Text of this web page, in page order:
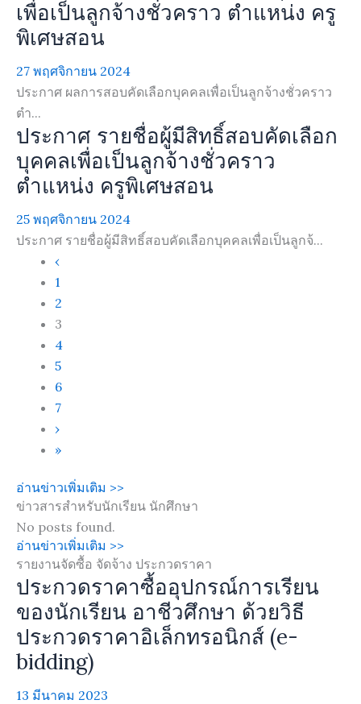
เพื่อเป็นลูกจ้างชั่วคราว ตำแหน่ง ครู
พิเศษสอน
27 พฤศจิกายน 2024
ประกาศ ผลการสอบคัดเลือกบุคคลเพื่อเป็นลูกจ้างชั่วคราว
ตำ...
ประกาศ รายชื่อผู้มีสิทธิ์สอบคัดเลือก
บุคคลเพื่อเป็นลูกจ้างชั่วคราว
ตำแหน่ง ครูพิเศษสอน
25 พฤศจิกายน 2024
ประกาศ รายชื่อผู้มีสิทธิ์สอบคัดเลือกบุคคลเพื่อเป็นลูกจ้...
‹
1
2
3
4
5
6
7
›
»
อ่านข่าวเพิ่มเติม >>
ข่าวสารสำหรับนักเรียน นักศึกษา
No posts found.
อ่านข่าวเพิ่มเติม >>
รายงานจัดซื้อ จัดจ้าง ประกวดราคา
ประกวดราคาซื้ออุปกรณ์การเรียน
ของนักเรียน อาชีวศึกษา ด้วยวิธี
ประกวดราคาอิเล็กทรอนิกส์ (e-
bidding)
13 มีนาคม 2023